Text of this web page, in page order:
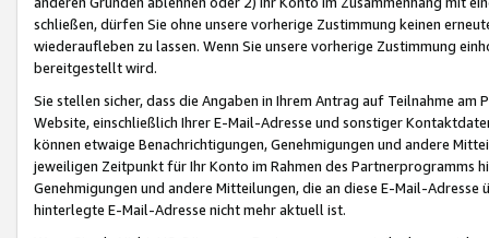
schließen, dürfen Sie ohne unsere vorherige Zustimmung keinen
wiederaufleben zu lassen. Wenn Sie unsere vorherige Zustimmung
bereitgestellt wird.
Sie stellen sicher, dass die Angaben in Ihrem Antrag auf Teilnahme
Website, einschließlich Ihrer E-Mail-Adresse und sonstiger
können etwaige Benachrichtigungen, Genehmigungen und andere
jeweiligen Zeitpunkt für Ihr Konto im Rahmen des Partnerprogramms
Genehmigungen und andere Mitteilungen, die an diese E-Mail-
hinterlegte E-Mail-Adresse nicht mehr aktuell ist.